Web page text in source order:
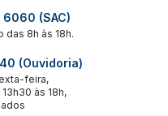
(SAC)
das 8h às 18h.
(Ouvidoria)
feira,
às 18h,